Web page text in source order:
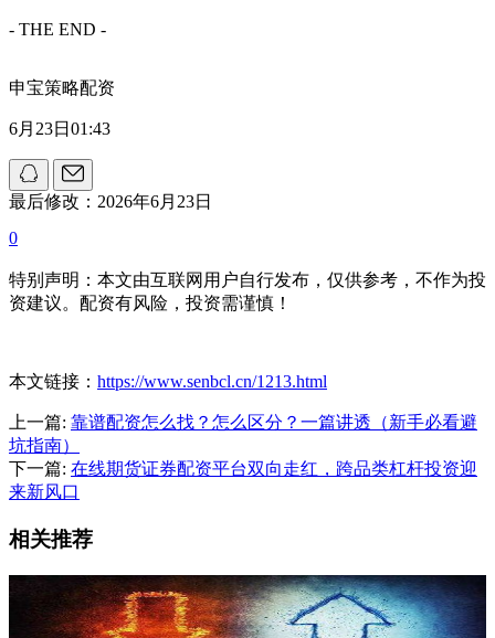
- THE END -
申宝策略配资
6月23日01:43
最后修改：2026年6月23日
0
特别声明：本文由互联网用户自行发布，仅供参考，不作为投
资建议。配资有风险，投资需谨慎！
本文链接： https://www.senbcl.cn/1213.html
上一篇: 靠谱配资怎么找？怎么区分？一篇讲透（新手必看避
坑指南）
下一篇: 在线期货证券配资平台双向走红，跨品类杠杆投资迎
来新风口
相关推荐